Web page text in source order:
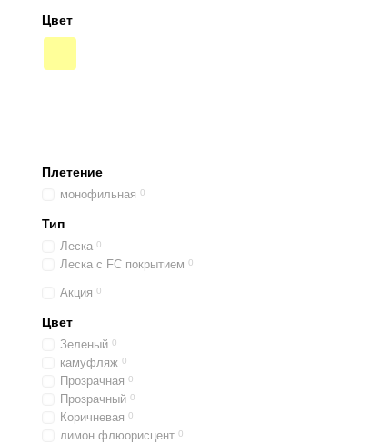
Цвет
Плетение
монофильная 0
Тип
Леска 0
Леска с FC покрытием 0
Акция 0
Цвет
Зеленый 0
камуфляж 0
Прозрачная 0
Прозрачный 0
Коричневая 0
лимон флюорисцент 0